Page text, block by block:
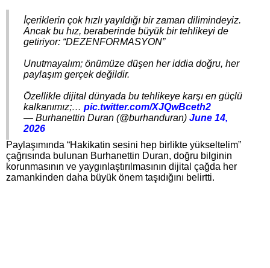
İçeriklerin çok hızlı yayıldığı bir zaman dilimindeyiz.
Ancak bu hız, beraberinde büyük bir tehlikeyi de
getiriyor: “DEZENFORMASYON”
Unutmayalım; önümüze düşen her iddia doğru, her
paylaşım gerçek değildir.
Özellikle dijital dünyada bu tehlikeye karşı en güçlü
kalkanımız;… pic.twitter.com/XJQwBceth2
— Burhanettin Duran (@burhanduran) June 14,
2026
Paylaşımında “Hakikatin sesini hep birlikte yükseltelim”
çağrısında bulunan Burhanettin Duran, doğru bilginin
korunmasının ve yaygınlaştırılmasının dijital çağda her
zamankinden daha büyük önem taşıdığını belirtti.